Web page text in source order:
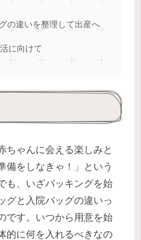
の違いを整理して出産へ
に向けて
ちゃんに会える楽しみと
備をしなきゃ！」という
も、いざパッキングを始
グと入院バッグの違いっ
です。いつから用意を始
的に何を入れるべきなの